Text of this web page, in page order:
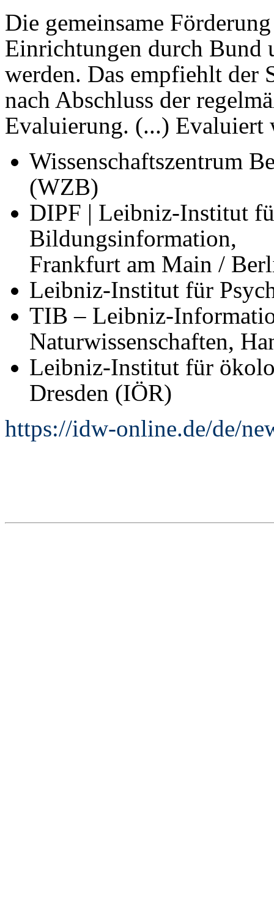
Die gemeinsame
Einrichtungen durch Bund
werden. Das empfiehlt der
nach Abschluss der
Evaluierung. (...) Evaluiert
Wissenschaftszentrum
(WZB)
DIPF | Leibniz-Institut
Bildungsinformation,
Frankfurt am Main /
Leibniz-Institut für
TIB – Leibniz-
Naturwissenschaften,
Leibniz-Institut für
Dresden (IÖR)
https://idw-online.de/de/